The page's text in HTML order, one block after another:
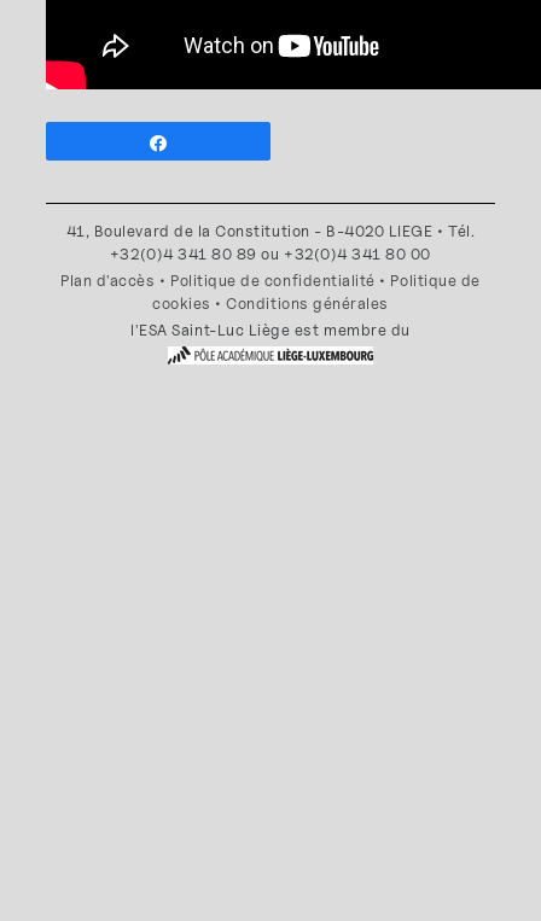
41, Boulevard de la Constitution - B-4020 LIEGE • Tél.
+32(0)4 341 80 89 ou +32(0)4 341 80 00
Plan d'accès • Politique de confidentialité • Politique de
cookies •Conditions générales
l'ESA Saint-Luc Liège est membre du